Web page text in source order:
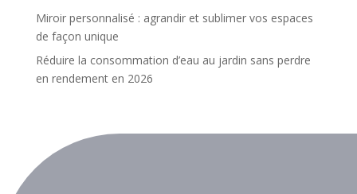
Miroir personnalisé : agrandir et sublimer vos espaces
de façon unique
Réduire la consommation d’eau au jardin sans perdre
en rendement en 2026